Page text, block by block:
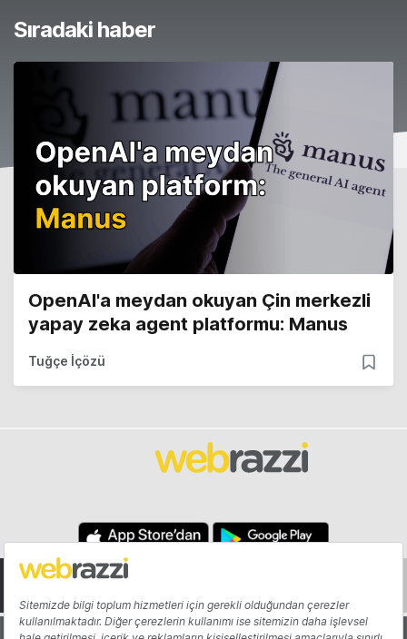
Sıradaki haber
OpenAI'a meydan okuyan Çin merkezli
yapay zeka agent platformu: Manus
Tuğçe İçözü